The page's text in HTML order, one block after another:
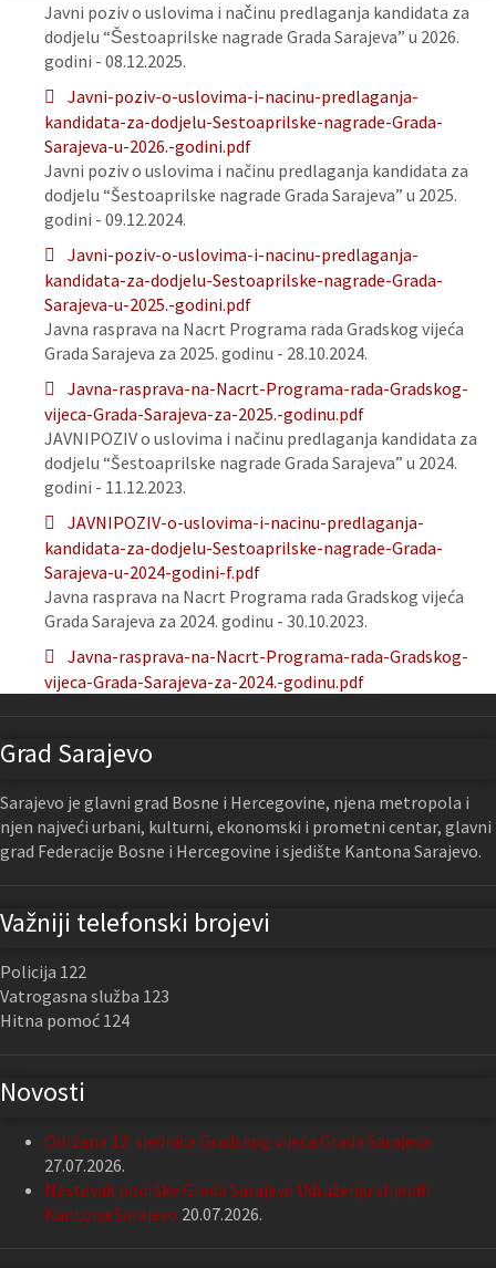
Javni poziv o uslovima i načinu predlaganja kandidata za
dodjelu “Šestoaprilske nagrade Grada Sarajeva” u 2026.
godini - 08.12.2025.
Javni-poziv-o-uslovima-i-nacinu-predlaganja-
kandidata-za-dodjelu-Sestoaprilske-nagrade-Grada-
Sarajeva-u-2026.-godini.pdf
Javni poziv o uslovima i načinu predlaganja kandidata za
dodjelu “Šestoaprilske nagrade Grada Sarajeva” u 2025.
godini - 09.12.2024.
Javni-poziv-o-uslovima-i-nacinu-predlaganja-
kandidata-za-dodjelu-Sestoaprilske-nagrade-Grada-
Sarajeva-u-2025.-godini.pdf
Javna rasprava na Nacrt Programa rada Gradskog vijeća
Grada Sarajeva za 2025. godinu - 28.10.2024.
Javna-rasprava-na-Nacrt-Programa-rada-Gradskog-
vijeca-Grada-Sarajeva-za-2025.-godinu.pdf
JAVNIPOZIV o uslovima i načinu predlaganja kandidata za
dodjelu “Šestoaprilske nagrade Grada Sarajeva” u 2024.
godini - 11.12.2023.
JAVNIPOZIV-o-uslovima-i-nacinu-predlaganja-
kandidata-za-dodjelu-Sestoaprilske-nagrade-Grada-
Sarajeva-u-2024-godini-f.pdf
Javna rasprava na Nacrt Programa rada Gradskog vijeća
Grada Sarajeva za 2024. godinu - 30.10.2023.
Javna-rasprava-na-Nacrt-Programa-rada-Gradskog-
vijeca-Grada-Sarajeva-za-2024.-godinu.pdf
Grad Sarajevo
Sarajevo je glavni grad Bosne i Hercegovine, njena metropola i
njen najveći urbani, kulturni, ekonomski i prometni centar, glavni
grad Federacije Bosne i Hercegovine i sjedište Kantona Sarajevo.
Važniji telefonski brojevi
Policija 122
Vatrogasna služba 123
Hitna pomoć 124
Novosti
Održana 13. sjednica Gradskog vijeća Grada Sarajeva
27.07.2026.
Nastavak podrške Grada Sarajeva Udruženju slijepih
Kantona Sarajevo 20.07.2026.